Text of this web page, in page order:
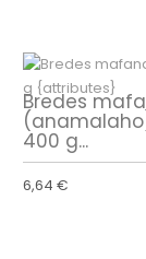
Bredes
400 g...
6,64 €